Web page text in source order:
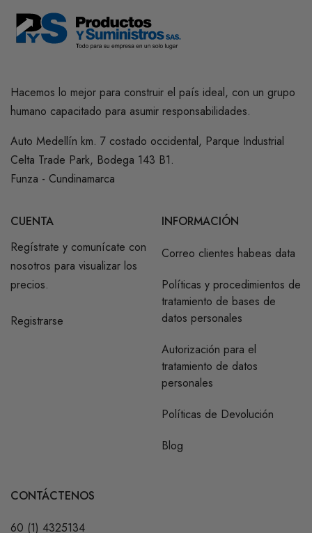
Hacemos lo mejor para construir el país ideal, con un grupo
humano capacitado para asumir responsabilidades.
Auto Medellín km. 7 costado occidental, Parque Industrial
Celta Trade Park, Bodega 143 B1.
Funza - Cundinamarca
CUENTA
Regístrate y comunícate con
nosotros para visualizar los
precios.
Registrarse
INFORMACIÓN
Correo clientes habeas data
Políticas y procedimientos de
tratamiento de bases de
datos personales
Autorización para el
tratamiento de datos
personales
Políticas de Devolución
Blog
CONTÁCTENOS
60 (1) 4325134